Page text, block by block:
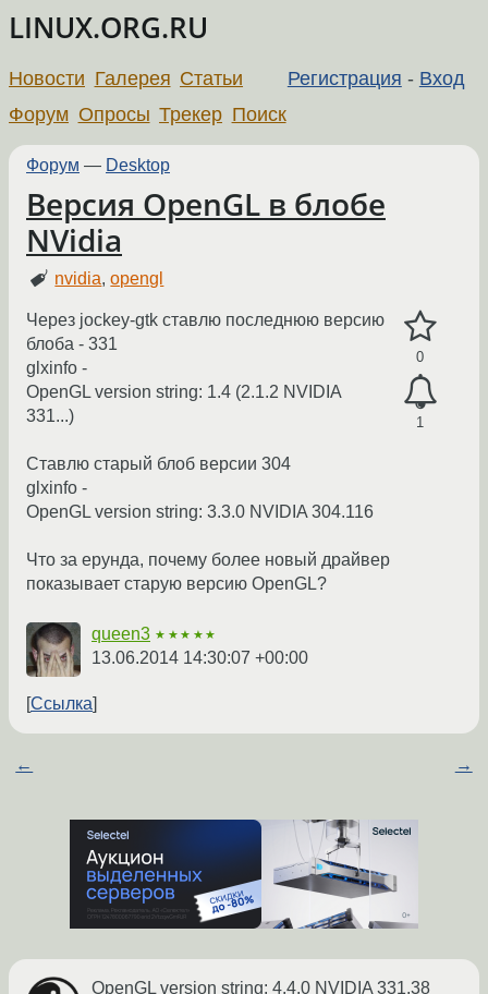
LINUX.ORG.RU
Регистрация - Вход
Новости Галерея Статьи
Форум Опросы Трекер Поиск
Форум — Desktop
Версия OpenGL в блобе
NVidia
nvidia,opengl
0
1
Через jockey-gtk ставлю последнюю версию
блоба - 331
glxinfo -
OpenGL version string: 1.4 (2.1.2 NVIDIA
331...)
Ставлю старый блоб версии 304
glxinfo -
OpenGL version string: 3.3.0 NVIDIA 304.116
Что за ерунда, почему более новый драйвер
показывает старую версию OpenGL?
queen3 ★★★★★
13.06.2014 14:30:07 +00:00
Ссылка
← →
OpenGL version string: 4.4.0 NVIDIA 331.38